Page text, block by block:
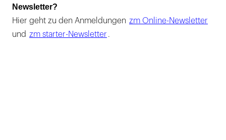
Newsletter?
Hier geht zu den Anmeldungen zm Online-Newsletter
und zm starter-Newsletter .